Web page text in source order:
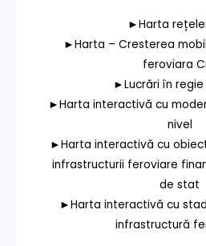
►Harta rețelei
►Harta – Cresterea
feroviara
►Lucrări în
►Harta interactivă cu
nivel
►Harta interactivă cu
infrastructurii feroviare
de stat
►Harta interactivă cu
infrastructură